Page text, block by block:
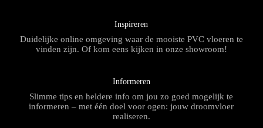
Inspireren
Duidelijke online omgeving waar de mooiste PVC vloeren te
vinden zijn. Of kom eens kijken in onze showroom!
Informeren
Slimme tips en heldere info om jou zo goed mogelijk te
informeren – met één doel voor ogen: jouw droomvloer
realiseren.